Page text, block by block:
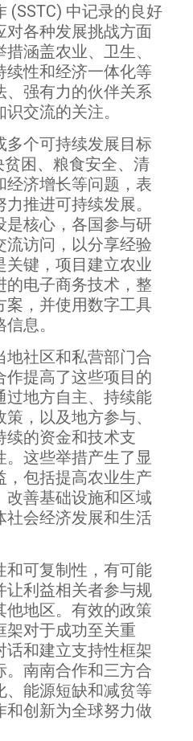
(SSTC) 中记录的良好
对各种发展挑战方面
涵盖农业、卫生、
续性和经济一体化等
、强有力的伙伴关系
交流的关注。
多个可持续发展目标
贫困、粮食安全、清​​
经济增长等问题，表
推进可持续发展。
是核心，各国参与研
流访问，以分享经验
关键，项目建立农业
的电子商务技术，整
案，并使用数字工具
息。
地社区和私营部门合
作提高了这些项目的
过地方自主、持续能
，以及地方参与、
续的资金和技术支
这些举措产生了显
，包括提高农业生产
改善基础设施和区域
社会经济发展和生活
和可复制性，有可能
让利益相关者参与规
他地区。有效的政策
架对于成功至关重
话和建立支持性框架
。南南合作和三方合
、能源短缺和减贫等
和创新为全球努力做